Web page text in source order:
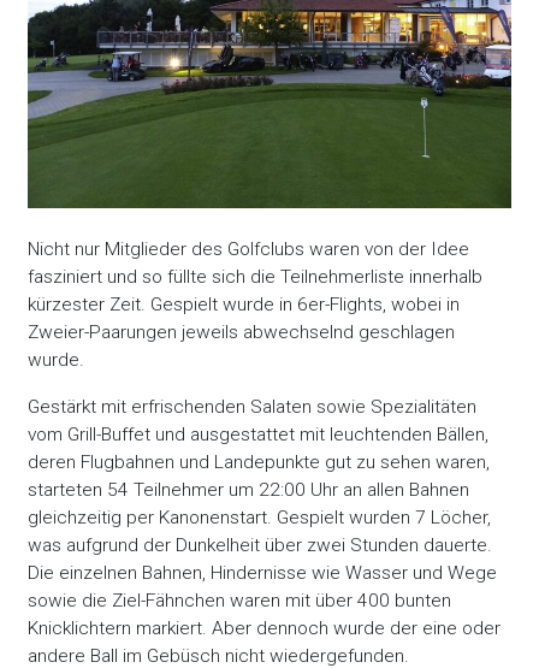
Nicht nur Mitglieder des Golfclubs waren von der Idee
fasziniert und so füllte sich die Teilnehmerliste innerhalb
kürzester Zeit. Gespielt wurde in 6er-Flights, wobei in
Zweier-Paarungen jeweils abwechselnd geschlagen
wurde.
Gestärkt mit erfrischenden Salaten sowie Spezialitäten
vom Grill-Buffet und ausgestattet mit leuchtenden Bällen,
deren Flugbahnen und Landepunkte gut zu sehen waren,
starteten 54 Teilnehmer um 22:00 Uhr an allen Bahnen
gleichzeitig per Kanonenstart. Gespielt wurden 7 Löcher,
was aufgrund der Dunkelheit über zwei Stunden dauerte.
Die einzelnen Bahnen, Hindernisse wie Wasser und Wege
sowie die Ziel-Fähnchen waren mit über 400 bunten
Knicklichtern markiert. Aber dennoch wurde der eine oder
andere Ball im Gebüsch nicht wiedergefunden.